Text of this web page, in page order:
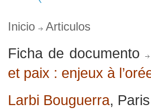
Inicio Articulos
Ficha de documento
et paix : enjeux à
Larbi Bouguerra,